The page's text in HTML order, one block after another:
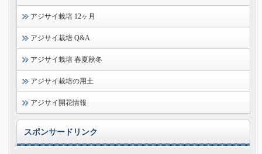
アジサイ栽培 12ヶ月
アジサイ栽培 Q&A
アジサイ栽培 春夏秋冬
アジサイ栽培の用土
アジサイ開花情報
スポンサードリンク